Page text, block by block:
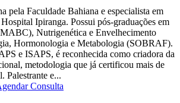
pela Faculdade Bahiana e especialista em
Ipiranga. Possui pós-graduações em
Nutrigenética e Envelhecimento
Hormonologia e Metabologia (SOBRAF).
e ISAPS, é reconhecida como criadora da
metodologia que já certificou mais de
Palestrante e...
Consulta